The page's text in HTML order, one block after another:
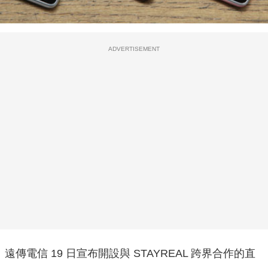
ADVERTISEMENT
遠傳電信 19 日宣布開設與 STAYREAL 跨界合作的直